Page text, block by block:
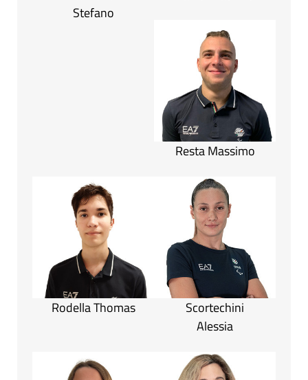
Stefano
Resta Massimo
Rodella Thomas
Scortechini
Alessia